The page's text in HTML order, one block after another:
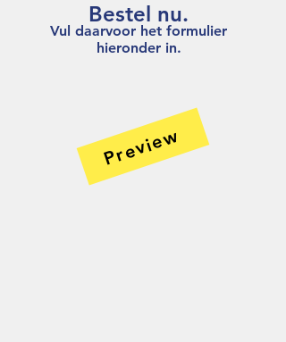
Bestel nu.
Vul daarvoor het formulier
hieronder in.
Preview